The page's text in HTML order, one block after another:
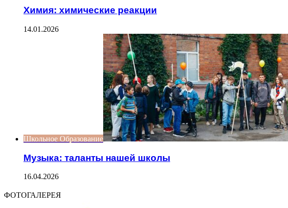
Химия: химические реакции
14.01.2026
Школьное Образование
Музыка: таланты нашей школы
16.04.2026
ФОТОГАЛЕРЕЯ